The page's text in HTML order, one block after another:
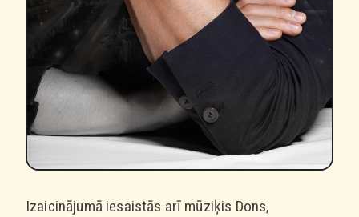
Izaicinājumā iesaistās arī mūziķis Dons,